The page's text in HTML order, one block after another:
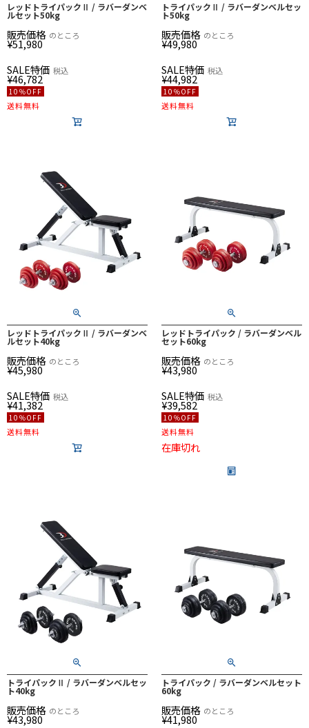
レッドトライパックⅡ / ラバーダンベ
ルセット50kg
販売価格
¥51,980
のところ
SALE特価
¥46,782
税込
10％OFF
送料無料
トライパックⅡ / ラバーダンベルセッ
ト50kg
販売価格
¥49,980
のところ
SALE特価
¥44,982
税込
10％OFF
送料無料
レッドトライパックⅡ / ラバーダンベ
ルセット40kg
販売価格
¥45,980
のところ
SALE特価
¥41,382
税込
10％OFF
送料無料
レッドトライパック / ラバーダンベル
セット60kg
販売価格
¥43,980
のところ
SALE特価
¥39,582
税込
10％OFF
送料無料
在庫切れ
トライパックⅡ / ラバーダンベルセッ
ト40kg
販売価格
¥43,980
のところ
トライパック / ラバーダンベルセット
60kg
販売価格
¥41,980
のところ